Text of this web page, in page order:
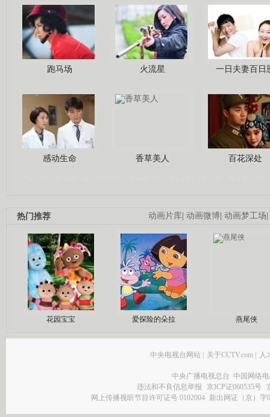
跑马场 火流星 一日夫妻百日
感动生命 香草美人 百花深处
动画片库| 动画微博| 动画梦工场|
热门推荐
花园宝宝 爱探险的朵拉 燕尾侠
中央电视台网站 | 关于CCTV.com | 人
中央广播电视总台 中国网络
违法和不良信息举报
京ICP证060535号
网上传播视听节目许可证号 0102004 新出网证（京）